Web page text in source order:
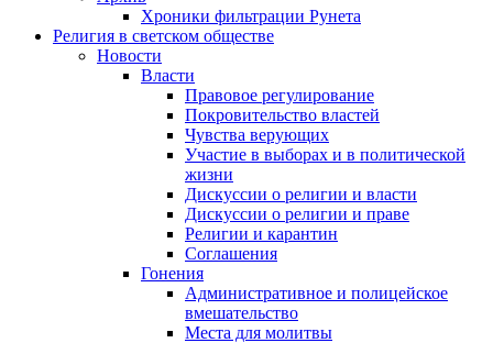
Хроники фильтрации Рунета
Религия в светском обществе
Новости
Власти
Правовое регулирование
Покровительство властей
Чувства верующих
Участие в выборах и в политической
жизни
Дискуссии о религии и власти
Дискуссии о религии и праве
Религии и карантин
Соглашения
Гонения
Административное и полицейское
вмешательство
Места для молитвы